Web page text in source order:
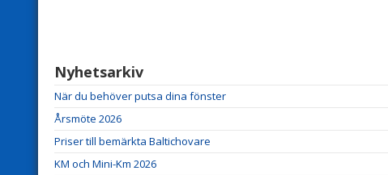
Nyhetsarkiv
När du behöver putsa dina fönster
Årsmöte 2026
Priser till bemärkta Baltichovare
KM och Mini-Km 2026